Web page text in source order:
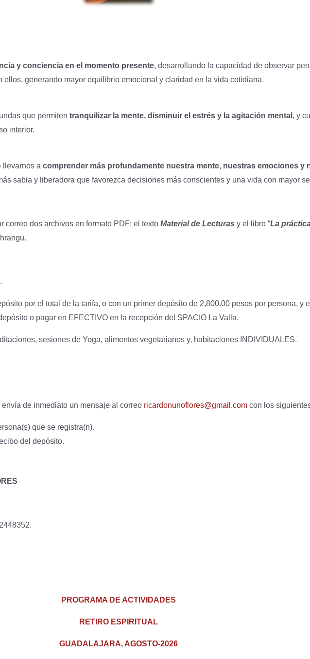
y conciencia en el momento presente, desarrollando la capacidad de observar
ellos, generando mayor equilibrio emocional y claridad en la vida cotidiana.
que permiten tranquilizar la mente, disminuir el estrés y la agitación mental , y
interior.
llevarnos a comprender más profundamente nuestra mente, nuestras emociones y
sabia y liberadora que favorezca decisiones más conscientes y una vida con mayor
correo dos archivos en formato PDF: el texto Material de Lecturas y el libro “La
por el total de la tarifa, o con un primer depósito de 2,800.00 pesos por persona, y
o pagar en EFECTIVO en la recepción del SPACIO La Valla.
sesiones de Yoga, alimentos vegetarianos y, habitaciones INDIVIDUALES.
de inmediato un mensaje al correo ricardonunoflores@gmail.com con los
que se registra(n).
del depósito.
PROGRAMA DE ACTIVIDADES
RETIRO ESPIRITUAL
GUADALAJARA, AGOSTO-2026